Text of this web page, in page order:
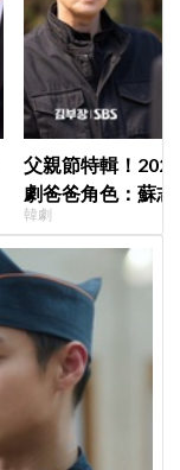
父親節特輯！
劇爸爸角色：蘇
命都可以不要
韓劇